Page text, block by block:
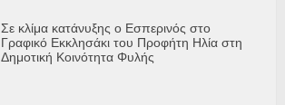
Σε κλίμα κατάνυξης ο Εσπερινός στο
Γραφικό Εκκλησάκι του Προφήτη Ηλία στη
Δημοτική Κοινότητα Φυλής